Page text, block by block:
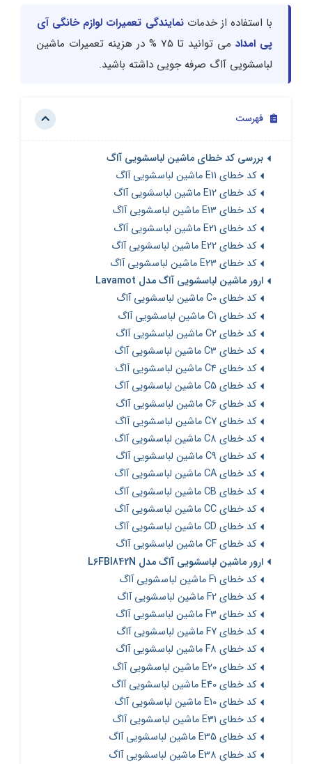
با استفاده از خدماتنمایندگی تعمیرات لوازم خانگی آی
پی امداد
می توانید تا 75 % در هزینه تعمیرات ماشین
لباسشویی آاگ صرفه جویی داشته باشید.
فهرست
بررسی کد خطای ماشین لباسشویی آاگ
کد خطای E11 ماشین لباسشویی آاگ
کد خطای E12 ماشین لباسشویی آاگ
کد خطای E13 ماشین لباسشویی آاگ
کد خطای E21 ماشین لباسشویی آاگ
کد خطای E22 ماشین لباسشویی آاگ
کد خطای E23 ماشین لباسشویی آاگ
ارور ماشین لباسشویی آاگ مدل Lavamot
کد خطای C0 ماشین لباسشویی آاگ
کد خطای C1 ماشین لباسشویی آاگ
کد خطای C2 ماشین لباسشویی آاگ
کد خطای C3 ماشین لباسشویی آاگ
کد خطای C4 ماشین لباسشویی آاگ
کد خطای C5 ماشین لباسشویی آاگ
کد خطای C6 ماشین لباسشویی آاگ
کد خطای C7 ماشین لباسشویی آاگ
کد خطای C8 ماشین لباسشویی آاگ
کد خطای C9 ماشین لباسشویی آاگ
کد خطای CA ماشین لباسشویی آاگ
کد خطای CB ماشین لباسشویی آاگ
کد خطای CC ماشین لباسشویی آاگ
کد خطای CD ماشین لباسشویی آاگ
کد خطای CF ماشین لباسشویی آاگ
ارور ماشین لباسشویی آاگ مدل L6FBI842N
کد خطای F1 ماشین لباسشویی آاگ
کد خطای F2 ماشین لباسشویی آاگ
کد خطای F3 ماشین لباسشویی آاگ
کد خطای F7 ماشین لباسشویی آاگ
کد خطای F8 ماشین لباسشویی آاگ
کد خطای E20 ماشین لباسشویی آاگ
کد خطای E40 ماشین لباسشویی آاگ
کد خطای E10 ماشین لباسشویی آاگ
کد خطای E31 ماشین لباسشویی آاگ
کد خطای E35 ماشین لباسشویی آاگ
کد خطای E38 ماشین لباسشویی آاگ